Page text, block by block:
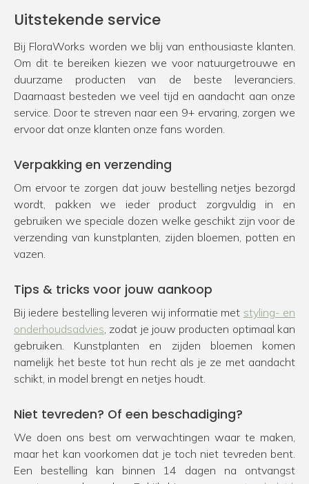
Uitstekende service
Bij FloraWorks worden we blij van enthousiaste klanten.
Om dit te bereiken kiezen we voor natuurgetrouwe en
duurzame producten van de beste leveranciers.
Daarnaast besteden we veel tijd en aandacht aan onze
service. Door te streven naar een 9+ ervaring, zorgen we
ervoor dat onze klanten onze fans worden.
Verpakking en verzending
Om ervoor te zorgen dat jouw bestelling netjes bezorgd
wordt, pakken we ieder product zorgvuldig in en
gebruiken we speciale dozen welke geschikt zijn voor de
verzending van kunstplanten, zijden bloemen, potten en
vazen.
Tips & tricks voor jouw aankoop
Bij iedere bestelling leveren wij informatie met styling- en
onderhoudsadvies , zodat je jouw producten optimaal kan
gebruiken. Kunstplanten en zijden bloemen komen
namelijk het beste tot hun recht als je ze met aandacht
schikt, in model brengt en netjes houdt.
Niet tevreden? Of een beschadiging?
We doen ons best om verwachtingen waar te maken,
maar het kan voorkomen dat je toch niet tevreden bent.
Een bestelling kan binnen 14 dagen na ontvangst